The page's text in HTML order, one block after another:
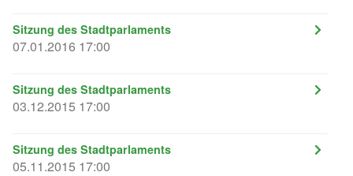
Sitzung des Stadtparlaments
07.01.2016 17:00
Sitzung des Stadtparlaments
03.12.2015 17:00
Sitzung des Stadtparlaments
05.11.2015 17:00